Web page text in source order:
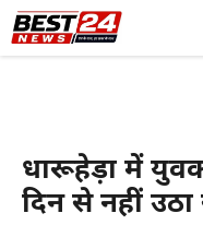
Skip
to
धारूहेड़ा में
दिन से नहीं उठा